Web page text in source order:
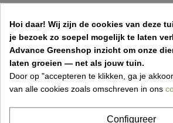
Aprilkriebels in de tuin: dit
vergeten
31 Mar 2026,11:50 Vincent Van Kerschaver
Een frisse lentemaand betekent werk in
wat je in april zeker moet doen om je
Hoi daar! Wij zijn de cookies van deze
je bezoek zo soepel mogelijk te laten
Advance Greenshop inzicht om onze
laten groeien — net als jouw tuin.
Door op "accepteren te klikken, ga je
van alle cookies zoals omschreven in ons
Configureer